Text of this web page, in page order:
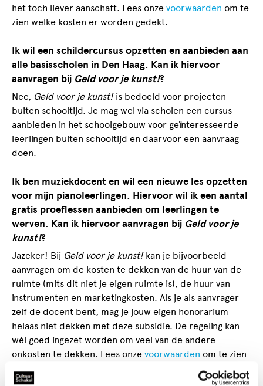
het toch liever aanschaft. Lees onze voorwaarden om te
zien welke kosten er worden gedekt.
Ik wil een schildercursus opzetten en aanbieden aan
alle basisscholen in Den Haag. Kan ik hiervoor
aanvragen bij Geld voor je kunst!?
Nee, Geld voor je kunst!is bedoeld voor projecten
buiten schooltijd. Je mag wel via scholen een cursus
aanbieden in het schoolgebouw voor geïnteresseerde
leerlingen buiten schooltijd en daarvoor een aanvraag
doen.
Ik ben muziekdocent en wil een nieuwe les opzetten
voor mijn pianoleerlingen. Hiervoor wil ik een aantal
gratis proeflessen aanbieden om leerlingen te
werven. Kan ik hiervoor aanvragen bij Geld voor je
kunst!?
Jazeker! Bij Geld voor je kunst!kan je bijvoorbeeld
aanvragen om de kosten te dekken van de huur van de
ruimte (mits dit niet je eigen ruimte is), de huur van
instrumenten en marketingkosten. Als je als aanvrager
zelf de docent bent, mag je jouw eigen honorarium
helaas niet dekken met deze subsidie. De regeling kan
wél goed ingezet worden om veel van de andere
onkosten te dekken. Lees onze voorwaarden om te zien